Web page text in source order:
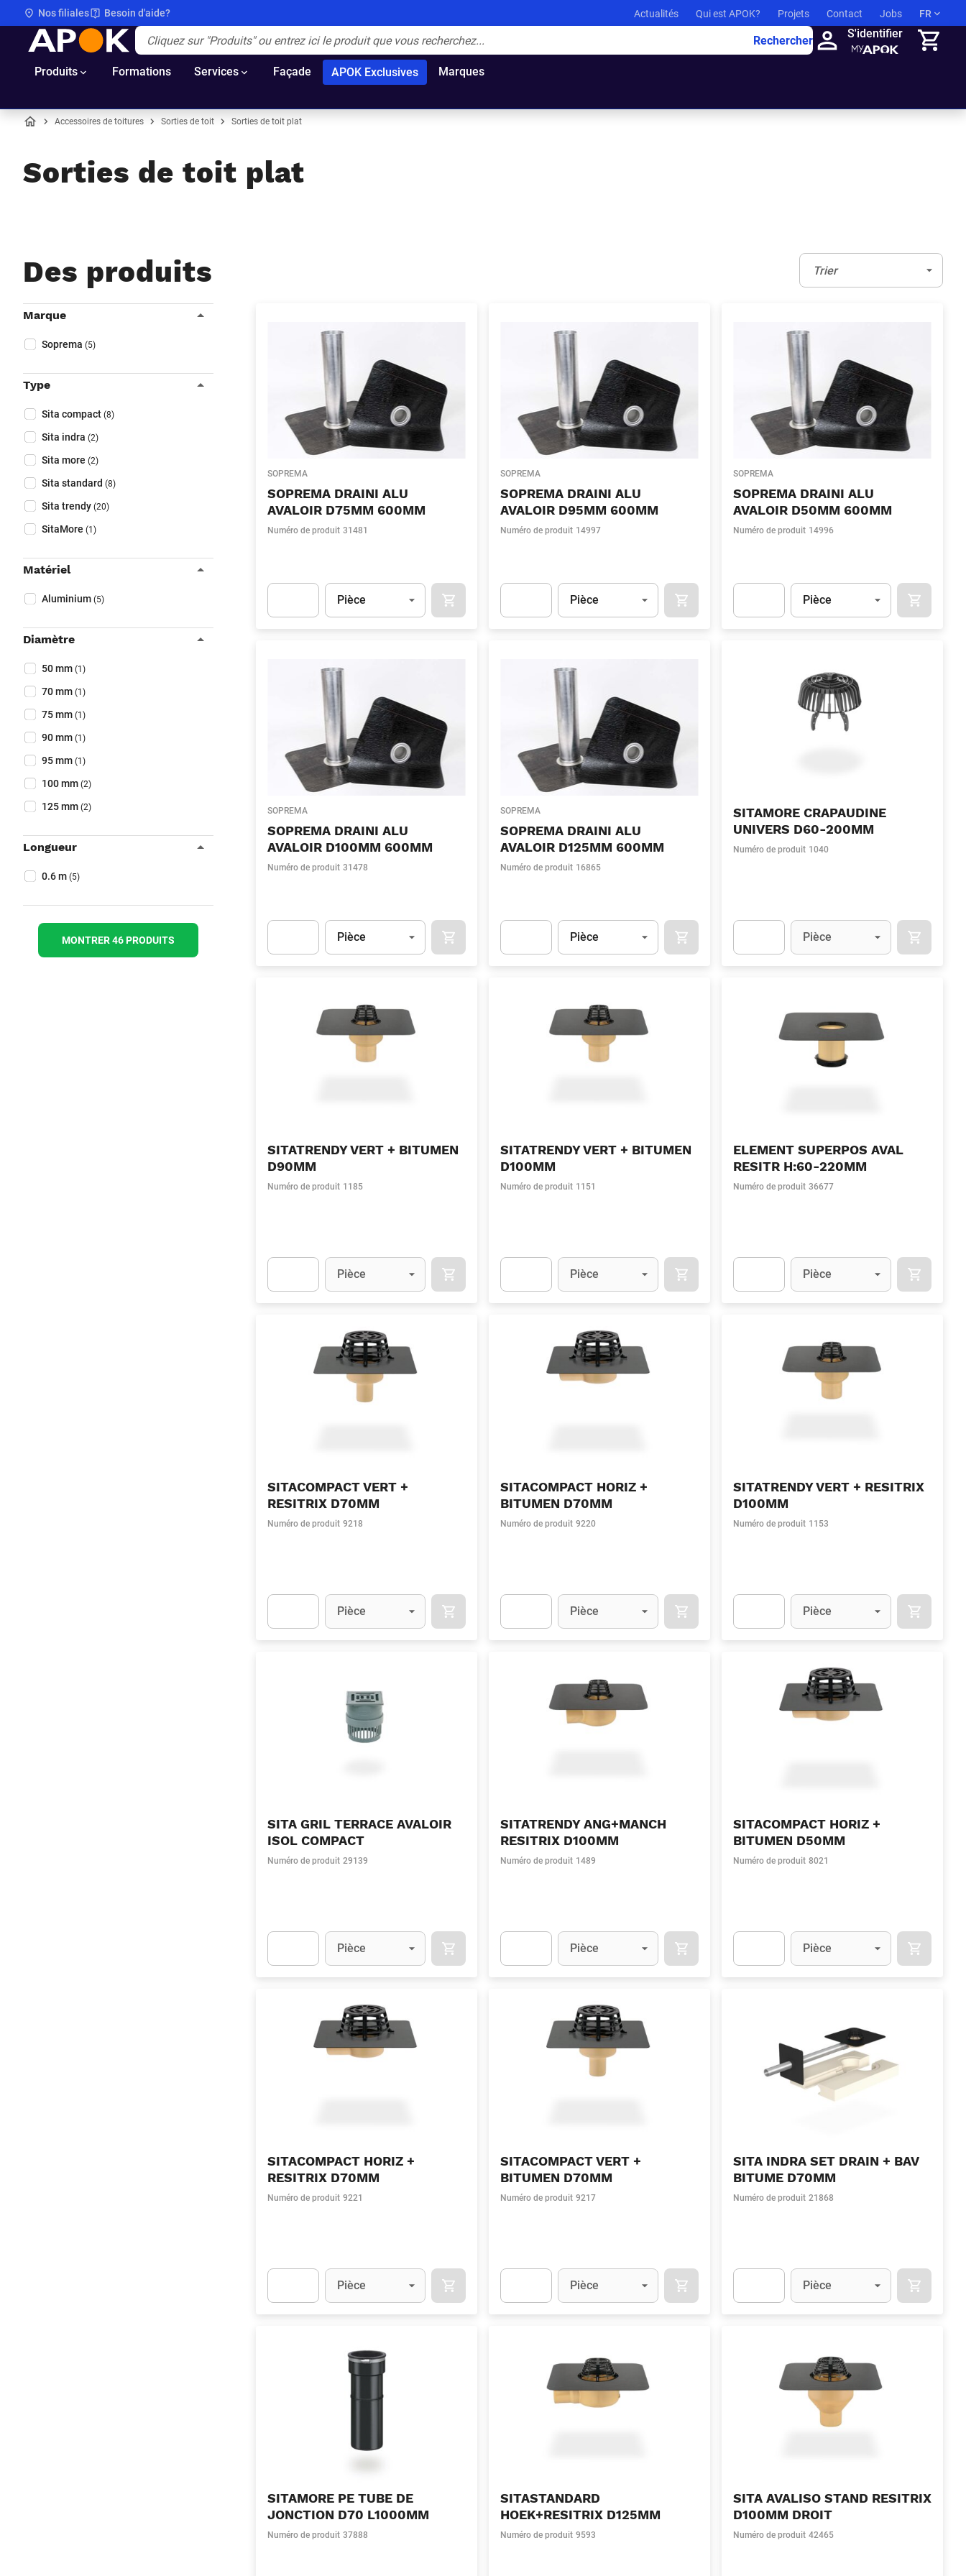
Nos filiales Besoin d'aide? Actualités Qui est APOK? Projets Contact Jobs FR
APOK Rechercher
S'identifier
Produits Formations Services Façade APOK Exclusives Marques
Accessoires de toitures Sorties de toit Sorties de toit plat
Sorties de toit plat
Des produits Trier:
Trier
Filtres
Fermer filtres
Marque
Marque (Optionnel)
Soprema (5)
Type
Type (Optionnel)
Sita compact (8)
Sita indra (2)
Sita more (2)
Sita standard (8)
Sita trendy (20)
SitaMore (1)
Matériel
Matériel (Optionnel)
Aluminium (5)
Diamètre
Diamètre (Optionnel)
50 mm (1)
70 mm (1)
75 mm (1)
90 mm (1)
95 mm (1)
100 mm (2)
125 mm (2)
Longueur
Longueur (Optionnel)
0.6 m (5)
MONTRER 46 PRODUITS
SOPREMA
SOPREMA DRAINI ALU
AVALOIR D75MM 600MM
Numéro de produit 31481
Unité
Pièce APOK.CATEGORY.PRODUCTS.CART.ADDTOCART
SOPREMA
SOPREMA DRAINI ALU
AVALOIR D95MM 600MM
Numéro de produit 14997
Unité
Pièce APOK.CATEGORY.PRODUCTS.CART.ADDTOCART
SOPREMA
SOPREMA DRAINI ALU
AVALOIR D50MM 600MM
Numéro de produit 14996
Unité
Pièce
SOPREMA
SOPREMA DRAINI ALU
AVALOIR D100MM 600MM
Numéro de produit 31478
Unité
Pièce APOK.CATEGORY.PRODUCTS.CART.ADDTOCART
SOPREMA
SOPREMA DRAINI ALU
AVALOIR D125MM 600MM
Numéro de produit 16865
Unité
Pièce APOK.CATEGORY.PRODUCTS.CART.ADDTOCART
SITAMORE CRAPAUDINE
UNIVERS D60-200MM
Numéro de produit 1040
Unité
Pièce
SITATRENDY VERT + BITUMEN
D90MM
Numéro de produit 1185
Unité
Pièce APOK.CATEGORY.PRODUCTS.CART.ADDTOCART
SITATRENDY VERT + BITUMEN
D100MM
Numéro de produit 1151
Unité
Pièce APOK.CATEGORY.PRODUCTS.CART.ADDTOCART
ELEMENT SUPERPOS AVAL
RESITR H:60-220MM
Numéro de produit 36677
Unité
Pièce
SITACOMPACT VERT +
RESITRIX D70MM
Numéro de produit 9218
Unité
Pièce APOK.CATEGORY.PRODUCTS.CART.ADDTOCART
SITACOMPACT HORIZ +
BITUMEN D70MM
Numéro de produit 9220
Unité
Pièce APOK.CATEGORY.PRODUCTS.CART.ADDTOCART
SITATRENDY VERT + RESITRIX
D100MM
Numéro de produit 1153
Unité
Pièce
SITA GRIL TERRACE AVALOIR
ISOL COMPACT
Numéro de produit 29139
Unité
Pièce APOK.CATEGORY.PRODUCTS.CART.ADDTOCART
SITATRENDY ANG+MANCH
RESITRIX D100MM
Numéro de produit 1489
Unité
Pièce APOK.CATEGORY.PRODUCTS.CART.ADDTOCART
SITACOMPACT HORIZ +
BITUMEN D50MM
Numéro de produit 8021
Unité
Pièce
SITACOMPACT HORIZ +
RESITRIX D70MM
Numéro de produit 9221
Unité
Pièce APOK.CATEGORY.PRODUCTS.CART.ADDTOCART
SITACOMPACT VERT +
BITUMEN D70MM
Numéro de produit 9217
Unité
Pièce APOK.CATEGORY.PRODUCTS.CART.ADDTOCART
SITA INDRA SET DRAIN + BAV
BITUME D70MM
Numéro de produit 21868
Unité
Pièce
SITAMORE PE TUBE DE
JONCTION D70 L1000MM
Numéro de produit 37888
SITASTANDARD
HOEK+RESITRIX D125MM
Numéro de produit 9593
SITA AVALISO STAND RESITRIX
D100MM DROIT
Numéro de produit 42465